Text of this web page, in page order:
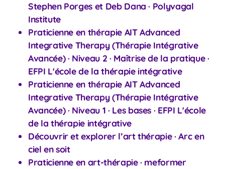
Stephen Porges et Deb Dana · Polyvagal
Institute
Praticienne en thérapie AIT Advanced
Integrative Therapy (Thérapie Intégrative
Avancée) · Niveau 2 · Maîtrise de la pratique ·
EFPI L'école de la thérapie intégrative
Praticienne en thérapie AIT Advanced
Integrative Therapy (Thérapie Intégrative
Avancée) · Niveau 1 · Les bases · EFPI L'école
de la thérapie intégrative
Découvrir et explorer l’art thérapie · Arc en
ciel en soit
Praticienne en art-thérapie · meformer